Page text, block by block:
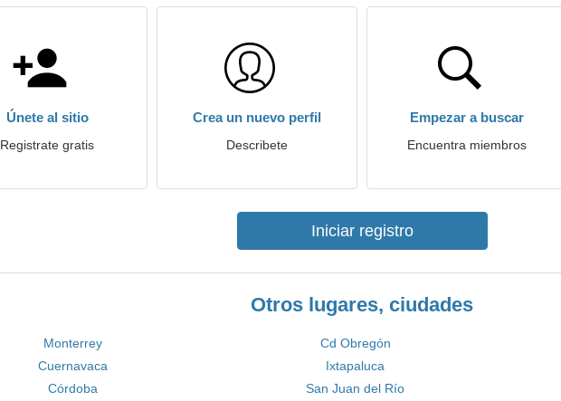
Únete al sitio
Registrate gratis
Crea un nuevo perfil
Describete
Empezar a buscar
Encuentra miembros
Iniciar registro
Otros lugares, ciudades
Monterrey Cd Obregón
Cuernavaca
Ixtapaluca
Córdoba
San Juan del Río